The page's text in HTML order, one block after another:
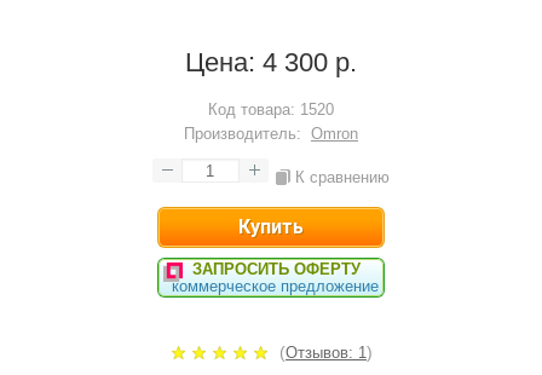
Цена: 4 300 р.
Код товара: 1520
Производитель: Omron
К сравнению
ЗАПРОСИТЬ ОФЕРТУ
коммерческое предложение
(Отзывов: 1)